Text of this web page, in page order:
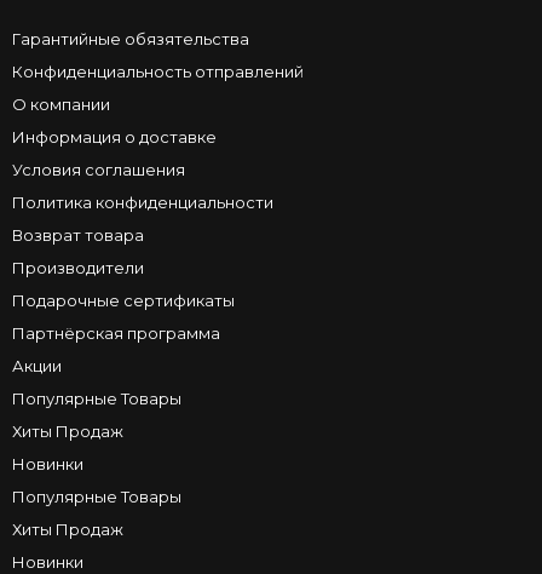
Гарантийные обязятельства
Конфиденциальность отправлений
О компании
Информация о доставке
Условия соглашения
Политика конфиденциальности
Возврат товара
Производители
Подарочные сертификаты
Партнёрская программа
Акции
Популярные Товары
Хиты Продаж
Новинки
Популярные Товары
Хиты Продаж
Новинки